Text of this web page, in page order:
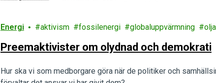
Energi aktivism fossilenergi globaluppvärmning olja
Preemaktivister om olydnad och demokrati
Hur ska vi som medborgare göra när de politiker och